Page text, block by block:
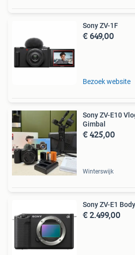
Sony ZV-1F
€ 649,00
Bezoek website
Sony ZV-E10
Gimbal
€ 425,00
Winterswijk
Sony ZV-E1 Body
€ 2.499,00